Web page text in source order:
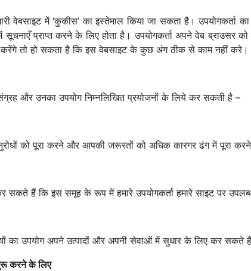
वेबसाइट में ‘कुकीस’ का इस्तेमाल किया जा सकता है।
प्राप्त करने के लिए होता है। उपयोगकर्ता अपने वेब
तो हो सकता है कि इस वेबसाइट के कुछ अंग ठीक से काम नहीं करे।
और उनका उपयोग निम्नलिखित प्रयोजनों के लिये कर सकती है –
को पूरा करने और आपकी जरूरतों को अधिक कारगर ढंग में पूरा
हैं कि इस समूह के रूप में हमारे उपयोगकर्ता हमारे साइट पर
का उपयोग अपने उत्पादों और अपनी सेवाओं में सुधार के लिए कर सकते
करने के लिए